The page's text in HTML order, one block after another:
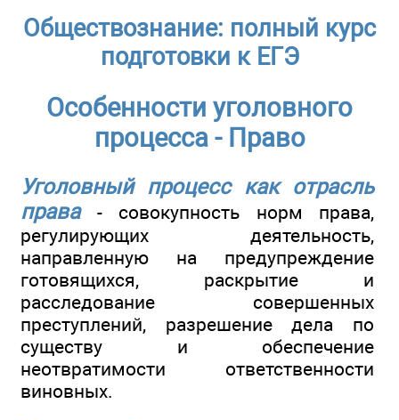
Обществознание: полный курс
подготовки к ЕГЭ
Особенности уголовного
процесса - Право
Уголовный процесс как отрасль
права- совокупность норм права,
регулирующих деятельность,
направленную на предупреждение
готовящихся, раскрытие и
расследование совершенных
преступлений, разрешение дела по
существу и обеспечение
неотвратимости ответственности
виновных.